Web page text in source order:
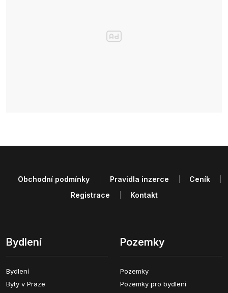
Bydlení
Bydlení
Byty v Praze
Pozemky
Pozemky
Pozemky pro bydlení
Obchodní podmínky Pravidla inzerce
Ceník
Registrace
Kontakt